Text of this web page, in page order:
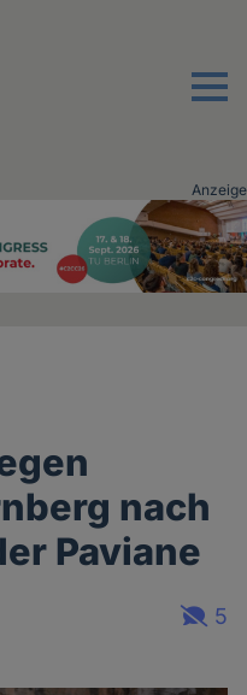
Menu
Anzeige
nach
Paviane
5